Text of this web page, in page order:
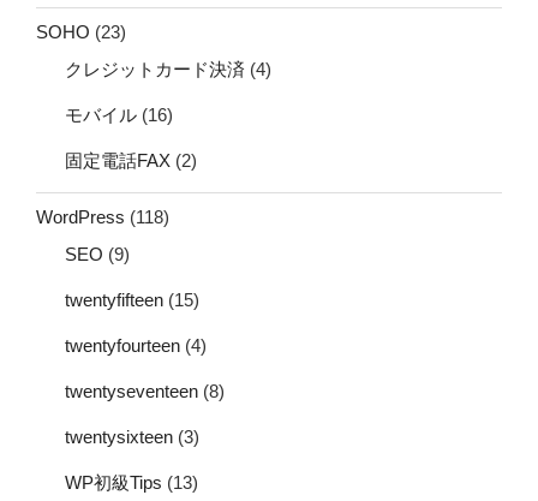
SOHO (23)
クレジットカード決済 (4)
モバイル (16)
固定電話FAX (2)
WordPress (118)
SEO (9)
twentyfifteen (15)
twentyfourteen (4)
twentyseventeen (8)
twentysixteen (3)
WP初級Tips (13)